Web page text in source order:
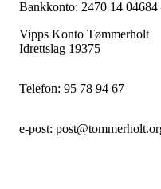
Bankkonto: 2470 14 04684
Vipps Konto Tømmerholt
Idrettslag 19375
Telefon: 95 78 94 67
e-post: